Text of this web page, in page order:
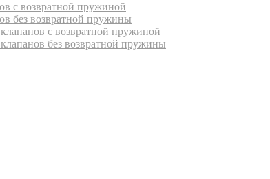
с возвратной пружиной
без возвратной пружины
с возвратной пружиной
без возвратной пружины